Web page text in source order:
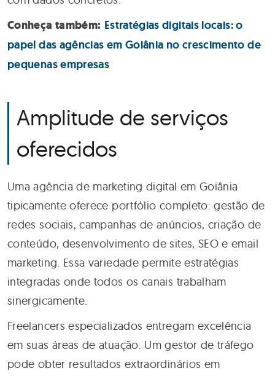
Conheça também: Estratégias digitais locais: o
papel das agências em Goiânia no crescimento de
pequenas empresas
Amplitude de serviços
oferecidos
Uma agência de marketing digital em Goiânia
tipicamente oferece portfólio completo: gestão de
redes sociais, campanhas de anúncios, criação de
conteúdo, desenvolvimento de sites, SEO e email
marketing. Essa variedade permite estratégias
integradas onde todos os canais trabalham
sinergicamente.
Freelancers especializados entregam excelência
em suas áreas de atuação. Um gestor de tráfego
pode obter resultados extraordinários em